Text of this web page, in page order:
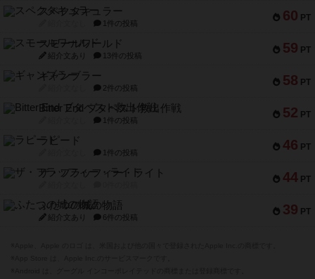
60 PT
スペクタキュラー
1件の投稿
59 PT
スモールワールド
紹介文あり 13件の投稿
58 PT
ギャンブラー
2件の投稿
52 PT
Bitter End ブタペスト救出作戦
1件の投稿
46 PT
ラピード
1件の投稿
44 PT
ザ・フラッフィー・ライト
39 PT
ふたつの城の物語
紹介文あり 6件の投稿